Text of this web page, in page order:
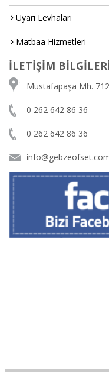
Uyarı Levhaları
Matbaa Hizmetleri
İLETİŞİM
Mustafapaşa Mh.
0 262 642 86 36
0 262 642 86 36